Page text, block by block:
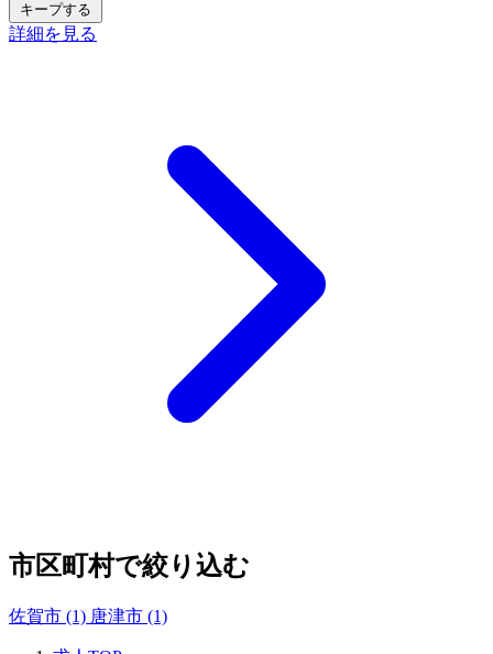
キープする
詳細を見る
市区町村で絞り込む
佐賀市 (1) 唐津市 (1)